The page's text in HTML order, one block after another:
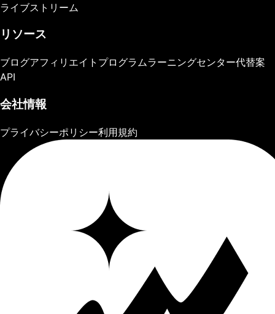
ライブストリーム
リソース
ブログアフィリエイトプログラムラーニングセンター代替案
API
会社情報
プライバシーポリシー利用規約